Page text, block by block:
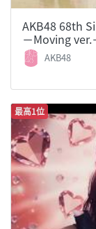
AKB48 68th
−Moving
AKB48
最高1位